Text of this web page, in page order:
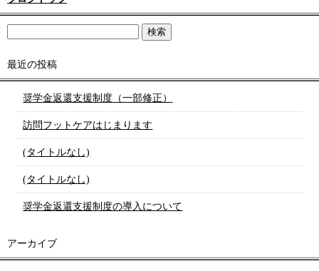
最近の投稿
奨学金返還支援制度（一部修正）
訪問フットケアはじまります
(タイトルなし)
(タイトルなし)
奨学金返還支援制度の導入について
アーカイブ